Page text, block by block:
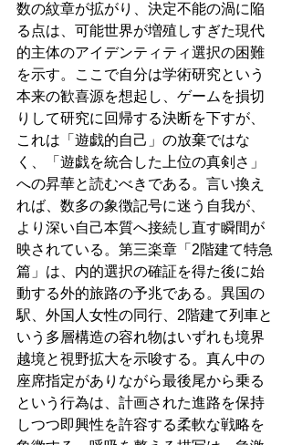
数の紋章が拡がり、決定不能の渦に陥
る点は、可能世界が増殖しすぎた現代
的主体のアイデンティティ選択の困難
を示す。ここで自分は学術研究という
本来の歓喜源を想起し、ゲームを損切
りして研究に回帰する決断を下すが、
これは「遊戯的自己」の放棄ではな
く、「遊戯を統合した上位の真剣さ」
への昇華と読むべきである。言い換え
れば、数多の象徴記号に迷う自我が、
より深い自己本質へ接続し直す瞬間が
映されている。第三楽章「2階建て特急
篇」は、内的選択の確証を得た後に始
動する外的旅路の予兆である。異国の
駅、外国人女性の同行、2階建て列車と
いう多層構造の容れ物はいずれも境界
越境と視野拡大を示唆する。真ん中の
座席指定がありながら最後尾から乗る
という行為は、計画された進路を保持
しつつ即興性を許容する柔軟な戦略を